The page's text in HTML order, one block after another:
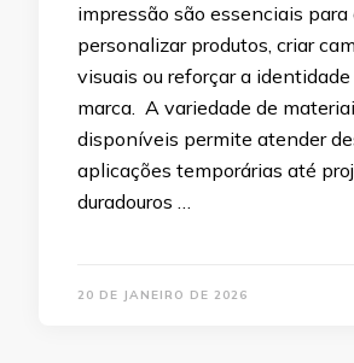
impressão são essenciais para
personalizar produtos, criar
visuais ou reforçar a
marca. A variedade de
disponíveis permite atender
aplicações temporárias até
duradouros …
20 DE JANEIRO DE 2026